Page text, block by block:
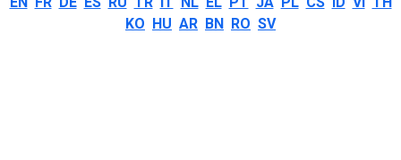
KO HU AR BN RO SV